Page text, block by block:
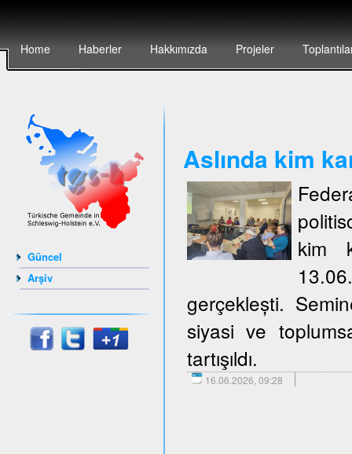
Home Haberler Hakkımızda Projeler
Güncel
Arşiv
Aslında kim
kim
gerçeklești.
siyasi ve
tartışıldı.
16.06.2026, 09:28